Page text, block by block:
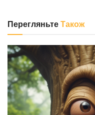
ПерегляньтеТакож